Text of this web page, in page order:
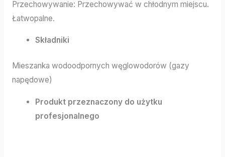
Przechowywanie: Przechowywać w chłodnym miejscu.
Łatwopalne.
Składniki
Mieszanka wodoodpornych węglowodorów (gazy
napędowe)
Produkt przeznaczony do użytku
profesjonalnego